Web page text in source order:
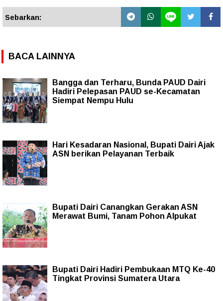
Sebarkan:
BACA LAINNYA
Bangga dan Terharu, Bunda PAUD Dairi
Hadiri Pelepasan PAUD se-Kecamatan
Siempat Nempu Hulu
Hari Kesadaran Nasional, Bupati Dairi Ajak
ASN berikan Pelayanan Terbaik
Bupati Dairi Canangkan Gerakan ASN
Merawat Bumi, Tanam Pohon Alpukat
Bupati Dairi Hadiri Pembukaan MTQ Ke-40
Tingkat Provinsi Sumatera Utara